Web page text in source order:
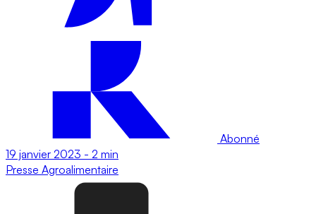
Abonné
19 janvier 2023 - 2 min
Presse Agroalimentaire